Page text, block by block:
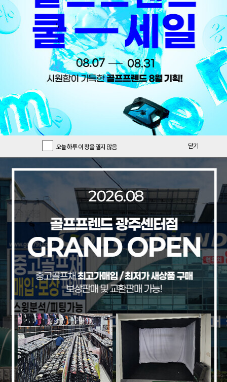
오늘 하루 이 창을 열지 않음 닫기
오늘의 특가
기간한정 클럽 기간한정 용품 추천 중고풀세트